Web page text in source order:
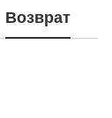
Возврат